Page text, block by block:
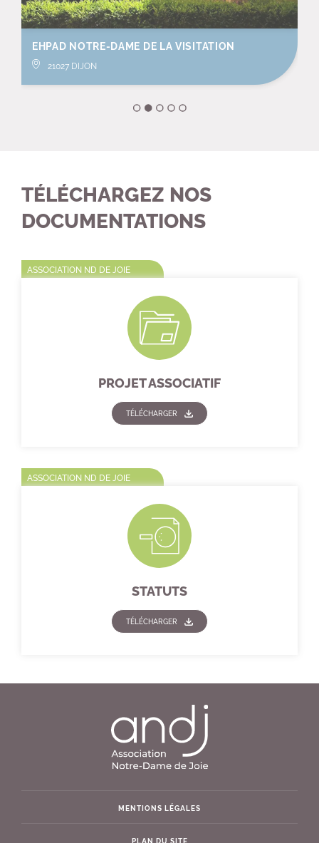
EHPAD NOTRE-DAME DE LA VISITATION
21027 DIJON
TÉLÉCHARGEZ NOS
DOCUMENTATIONS
ASSOCIATION ND DE JOIE
PROJET ASSOCIATIF
TÉLÉCHARGER
ASSOCIATION ND DE JOIE
STATUTS
TÉLÉCHARGER
MENTIONS LÉGALES
PLAN DU SITE